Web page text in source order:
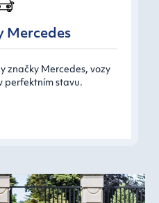
Mercedes
značky Mercedes, vozy
perfektním stavu.